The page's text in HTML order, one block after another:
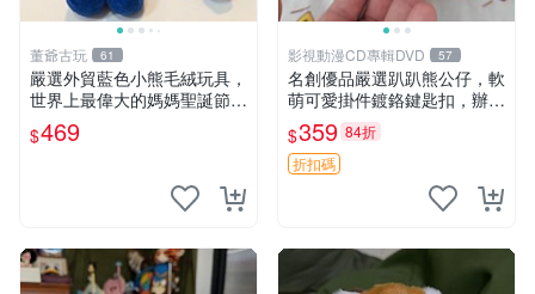
董爺古玩 61
嚴選外貿藍色小熊毛絨玩具，
世界上最偉大的媽媽聖誕節推
薦禮物 五角星 兒童玩具 母親
節
$469
影視動漫CD專輯DVD 57
名創優品嚴選趴趴熊公仔，軟
萌可愛掛件鍍鉻鍵匙扣，辦公
放松好選擇 趴趴熊 鍍鉻鍵匙
扣 萬用掛件
$359 84折
折扣碼